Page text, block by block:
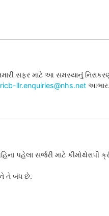
સફર માટે આ સમસ્યાનું
llr.enquiries@nhs.net આભાર.
પહેલા સર્જરી માટે
તે બંધ છે.